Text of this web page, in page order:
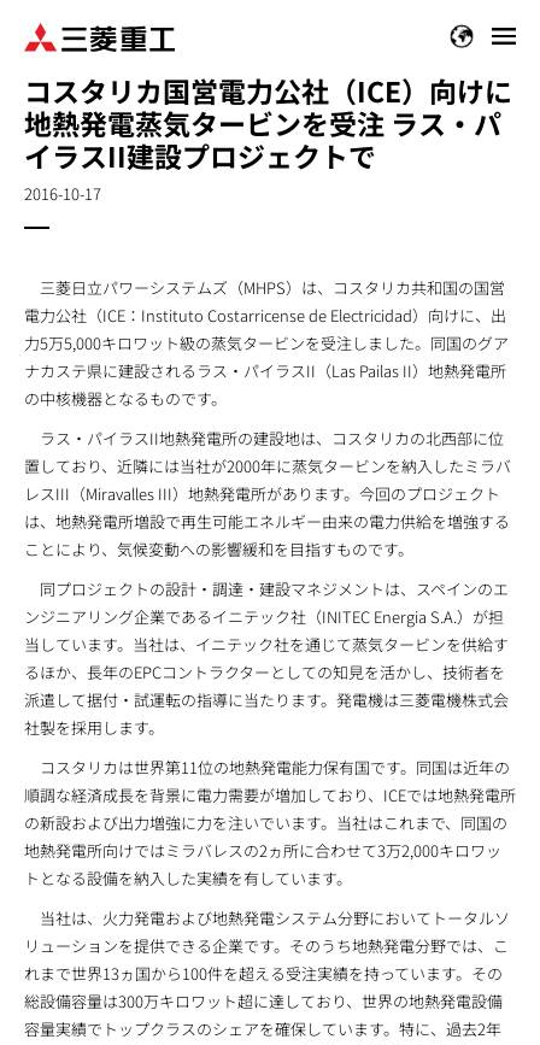
コスタリカ国営電力公社（ICE）向けに
地熱発電蒸気タービンを受注 ラス・パ
イラスII建設プロジェクトで
2016-10-17
三菱日立パワーシステムズ（MHPS）は、コスタリカ共和国の国営
電力公社（ICE：Instituto Costarricense de Electricidad）向けに、出
力5万5,000キロワット級の蒸気タービンを受注しました。同国のグア
ナカステ県に建設されるラス・パイラスII（Las Pailas II）地熱発電所
の中核機器となるものです。
ラス・パイラスII地熱発電所の建設地は、コスタリカの北西部に位
置しており、近隣には当社が2000年に蒸気タービンを納入したミラバ
レスIII（Miravalles III）地熱発電所があります。今回のプロジェクト
は、地熱発電所増設で再生可能エネルギー由来の電力供給を増強する
ことにより、気候変動への影響緩和を目指すものです。
同プロジェクトの設計・調達・建設マネジメントは、スペインのエ
ンジニアリング企業であるイニテック社（INITEC Energia S.A.）が担
当しています。当社は、イニテック社を通じて蒸気タービンを供給す
るほか、長年のEPCコントラクターとしての知見を活かし、技術者を
派遣して据付・試運転の指導に当たります。発電機は三菱電機株式会
社製を採用します。
コスタリカは世界第11位の地熱発電能力保有国です。同国は近年の
順調な経済成長を背景に電力需要が増加しており、ICEでは地熱発電所
の新設および出力増強に力を注いでいます。当社はこれまで、同国の
地熱発電所向けではミラバレスの2ヵ所に合わせて3万2,000キロワッ
トとなる設備を納入した実績を有しています。
当社は、火力発電および地熱発電システム分野においてトータルソ
リューションを提供できる企業です。そのうち地熱発電分野では、こ
れまで世界13ヵ国から100件を超える受注実績を持っています。その
総設備容量は300万キロワット超に達しており、世界の地熱発電設備
容量実績でトップクラスのシェアを確保しています。特に、過去2年